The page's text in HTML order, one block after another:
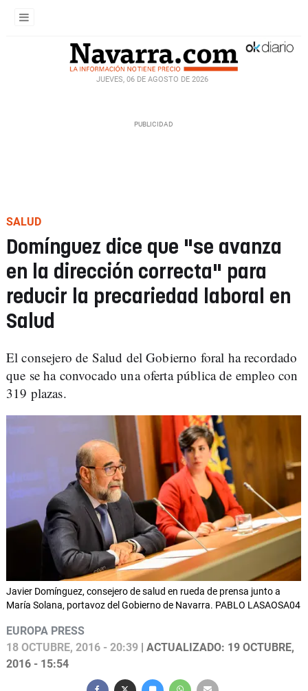
JUEVES, 06 DE AGOSTO DE 2026
SALUD
Domínguez dice que "se avanza
en la dirección correcta" para
reducir la precariedad laboral en
Salud
El consejero de Salud del Gobierno foral ha recordado
que se ha convocado una oferta pública de empleo con
319 plazas.
Javier Domínguez, consejero de salud en rueda de prensa junto a
María Solana, portavoz del Gobierno de Navarra. PABLO LASAOSA04
EUROPA PRESS
18 OCTUBRE, 2016 - 20:39 | ACTUALIZADO: 19 OCTUBRE,
2016 - 15:54